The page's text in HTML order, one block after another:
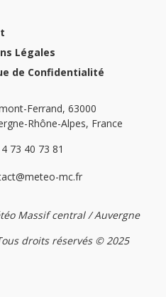
Légales
de Confidentialité
Ferrand, 63000
Rhône-Alpes, France
73 40 73 81
mc.fr
Massif central / Auvergne
droits réservés © 2025